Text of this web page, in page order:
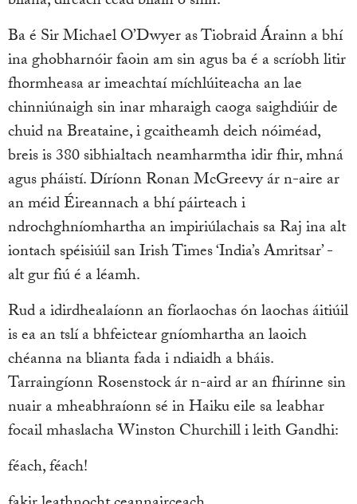
Ba é Sir Michael O’Dwyer as Tiobraid Árainn a bhí
ina ghobharnóir faoin am sin agus ba é a scríobh litir
fhormheasa ar imeachtaí míchlúiteacha an lae
chinniúnaigh sin inar mharaigh caoga saighdiúir de
chuid na Breataine, i gcaitheamh deich nóiméad,
breis is 380 sibhialtach neamharmtha idir fhir, mhná
agus pháistí. Díríonn Ronan McGreevy ár n-aire ar
an méid Éireannach a bhí páirteach i
ndrochghníomhartha an impiriúlachais sa Raj ina alt
iontach spéisiúil san Irish Times ‘India’s Amritsar’ -
alt gur fiú é a léamh.
Rud a idirdhealaíonn an fíorlaochas ón laochas áitiúil
is ea an tslí a bhfeictear gníomhartha an laoich
chéanna na blianta fada i ndiaidh a bháis.
Tarraingíonn Rosenstock ár n-aird ar an fhírinne sin
nuair a mheabhraíonn sé in Haiku eile sa leabhar
focail mhaslacha Winston Churchill i leith Gandhi:
féach, féach!